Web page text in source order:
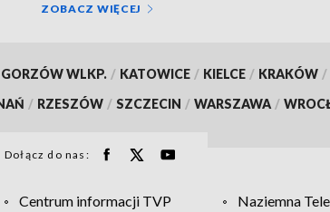
ZOBACZ WIĘCEJ
GORZÓW WLKP. / KATOWICE / KIELCE / KRAKÓW /
/ RZESZÓW / SZCZECIN / WARSZAWA /
Dołącz do nas:
Centrum informacji TVP Naziemna